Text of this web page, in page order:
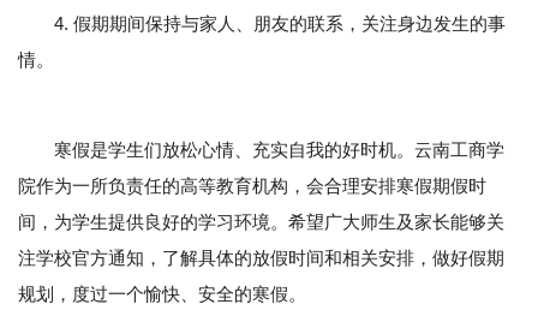
4. 假期期间保持与家人、朋友的联系，关注身边发生的事
情。
寒假是学生们放松心情、充实自我的好时机。云南工商学
院作为一所负责任的高等教育机构，会合理安排寒假期假时
间，为学生提供良好的学习环境。希望广大师生及家长能够关
注学校官方通知，了解具体的放假时间和相关安排，做好假期
规划，度过一个愉快、安全的寒假。